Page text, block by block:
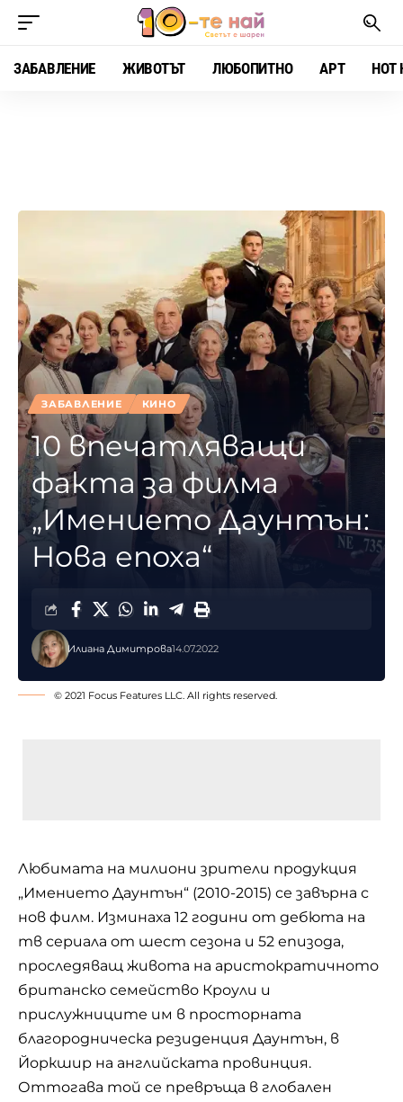
ЗАБАВЛЕНИЕ ЖИВОТЪТ ЛЮБОПИТНО АРТ HOT
ЗАБАВЛЕНИЕ КИНО
10 впечатляващи
факта за филма
„Имението Даунтън:
Нова епоха“
Илиана Димитрова14.07.2022
© 2021 Focus Features LLC. All rights reserved.
Любимата на милиони зрители продукция
„Имението Даунтън“ (2010-2015) се завърна с
нов филм. Изминаха 12 години от дебюта на
тв сериала от шест сезона и 52 епизода,
проследяващ живота на аристократичното
британско семейство Кроули и
прислужниците им в просторната
благородническа резиденция Даунтън, в
Йоркшир на английската провинция.
Оттогава той се превръща в глобален